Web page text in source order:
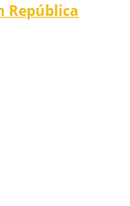
República